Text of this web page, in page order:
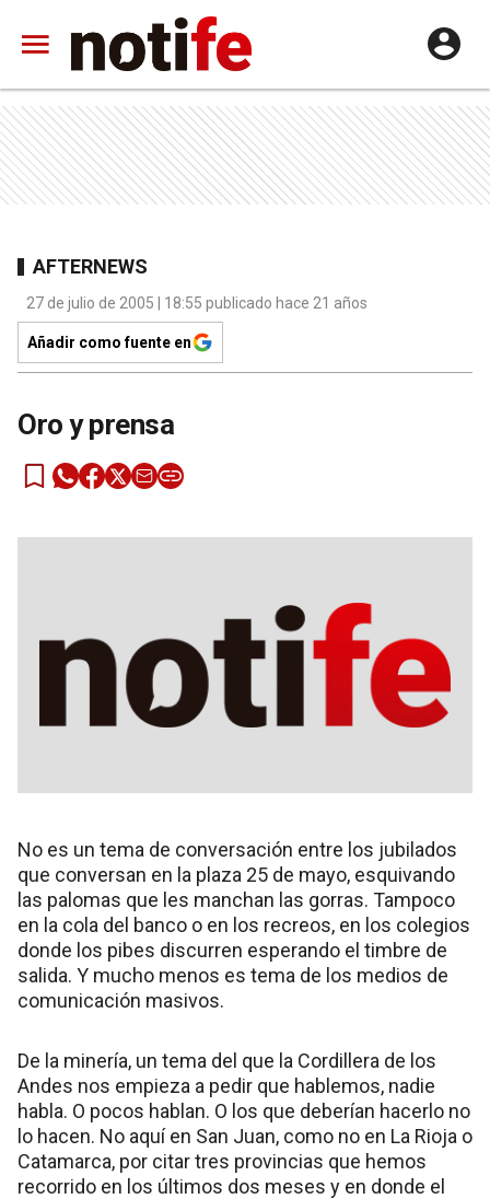
AFTERNEWS
27 de julio de 2005 | 18:55 publicado hace 21 años
Añadir como fuente en
Oro y prensa
No es un tema de conversación entre los jubilados
que conversan en la plaza 25 de mayo, esquivando
las palomas que les manchan las gorras. Tampoco
en la cola del banco o en los recreos, en los colegios
donde los pibes discurren esperando el timbre de
salida. Y mucho menos es tema de los medios de
comunicación masivos.
De la minería, un tema del que la Cordillera de los
Andes nos empieza a pedir que hablemos, nadie
habla. O pocos hablan. O los que deberían hacerlo no
lo hacen. No aquí en San Juan, como no en La Rioja o
Catamarca, por citar tres provincias que hemos
recorrido en los últimos dos meses y en donde el